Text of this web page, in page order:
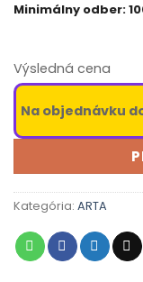
Minimálny odber:
Výsledná cena
Na objednávku
Kategória: ARTA